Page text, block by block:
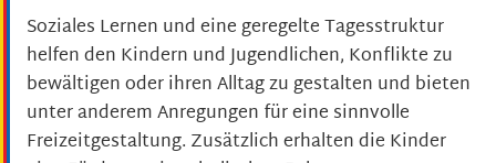
Soziales Lernen und eine geregelte Tagesstruktur
helfen den Kindern und Jugendlichen, Konflikte zu
bewältigen oder ihren Alltag zu gestalten und bieten
unter anderem Anregungen für eine sinnvolle
Freizeitgestaltung. Zusätzlich erhalten die Kinder